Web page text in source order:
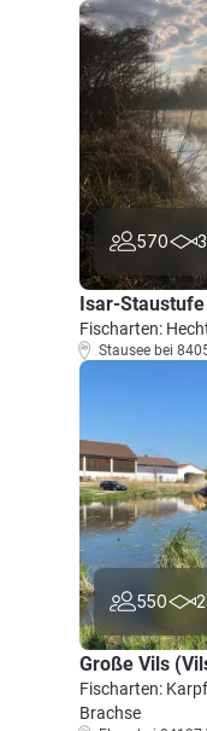
570
Isar-
Fischarten:
Stausee bei
550
Große Vils
Fischarten:
Brachse